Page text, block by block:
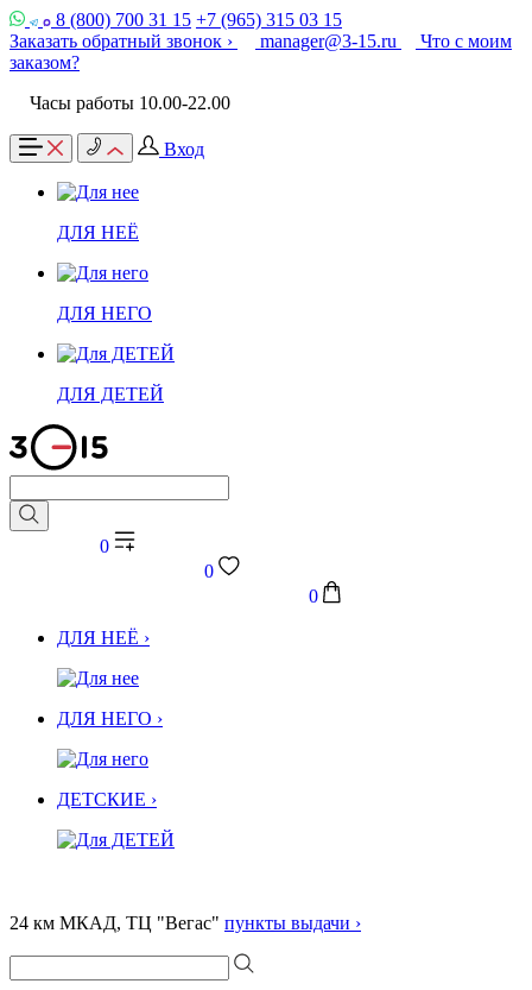
8 (800) 700 31 15 +7 (965) 315 03 15
Заказать обратный звонок ›
manager@3-15.ru
Что с моим
заказом?
Часы работы 10.00-22.00
Вход
ДЛЯ НЕЁ
ДЛЯ НЕГО
ДЛЯ ДЕТЕЙ
0
0
0
ДЛЯ НЕЁ ›
ДЛЯ НЕГО ›
ДЕТСКИЕ ›
24 км МКАД, ТЦ "Вегас" пункты выдачи ›